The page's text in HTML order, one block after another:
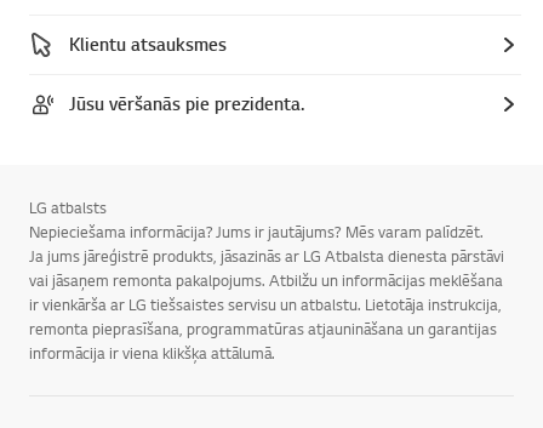
Klientu atsauksmes
Jūsu vēršanās pie prezidenta.
LG atbalsts
Nepieciešama informācija? Jums ir jautājums? Mēs varam palīdzēt.
Ja jums jāreģistrē produkts, jāsazinās ar LG Atbalsta dienesta pārstāvi
vai jāsaņem remonta pakalpojums. Atbilžu un informācijas meklēšana
ir vienkārša ar LG tiešsaistes servisu un atbalstu. Lietotāja instrukcija,
remonta pieprasīšana, programmatūras atjaunināšana un garantijas
informācija ir viena klikšķa attālumā.